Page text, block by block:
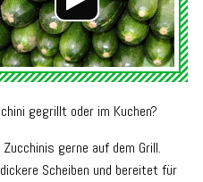
gegrillt oder im Kuchen?
gerne auf dem Grill.
Scheiben und bereitet für